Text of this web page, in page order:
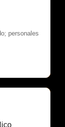
personales